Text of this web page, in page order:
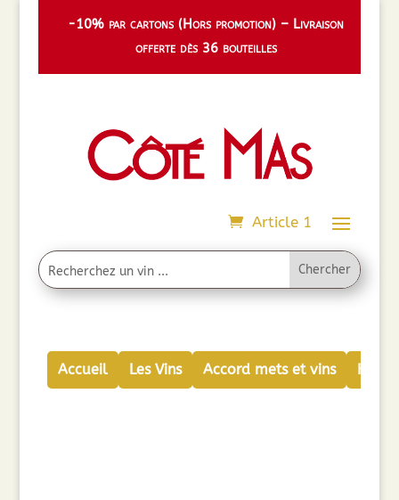
-10% par cartons (Hors promotion) – Livraison
offerte dès 36 bouteilles
Article 1
Accueil Les Vins Accord mets et vins